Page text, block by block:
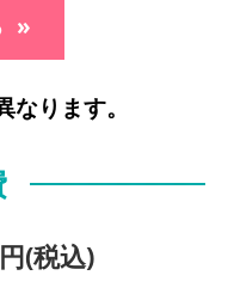
ります。
(税込)